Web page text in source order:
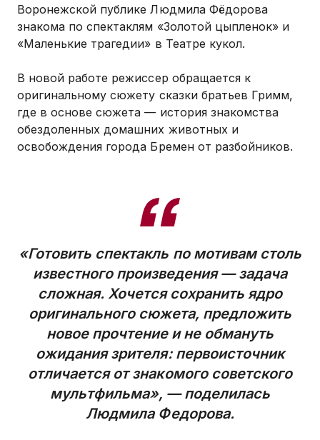
Воронежской публике Людмила Фёдорова
знакома по спектаклям «Золотой цыпленок» и
«Маленькие трагедии» в Театре кукол.
В новой работе режиссер обращается к
оригинальному сюжету сказки братьев Гримм,
где в основе сюжета — история знакомства
обездоленных домашних животных и
освобождения города Бремен от разбойников.
«Готовить спектакль по мотивам столь
известного произведения — задача
сложная. Хочется сохранить ядро
оригинального сюжета, предложить
новое прочтение и не обмануть
ожидания зрителя: первоисточник
отличается от знакомого советского
мультфильма», — поделилась
Людмила Федорова.